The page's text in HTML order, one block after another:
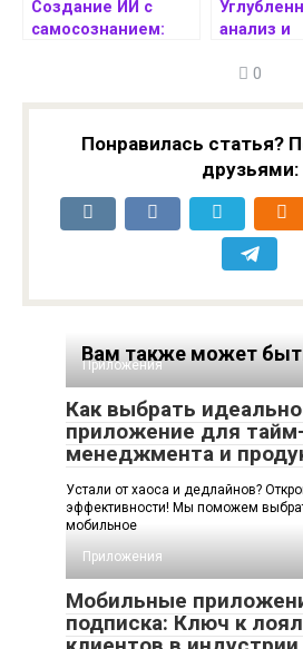
Создание ИИ с
самосознанием:
анализ и
развития
изучения
культурной
0
Понравилась статья?
друзьями:
Вам также может
Приложения
Как выбрать
приложение для
менеджмента и
Устали от хаоса и дедлайнов?
эффективности! Мы поможем
мобильное
Приложения
Мобильные
подписка: Ключ к